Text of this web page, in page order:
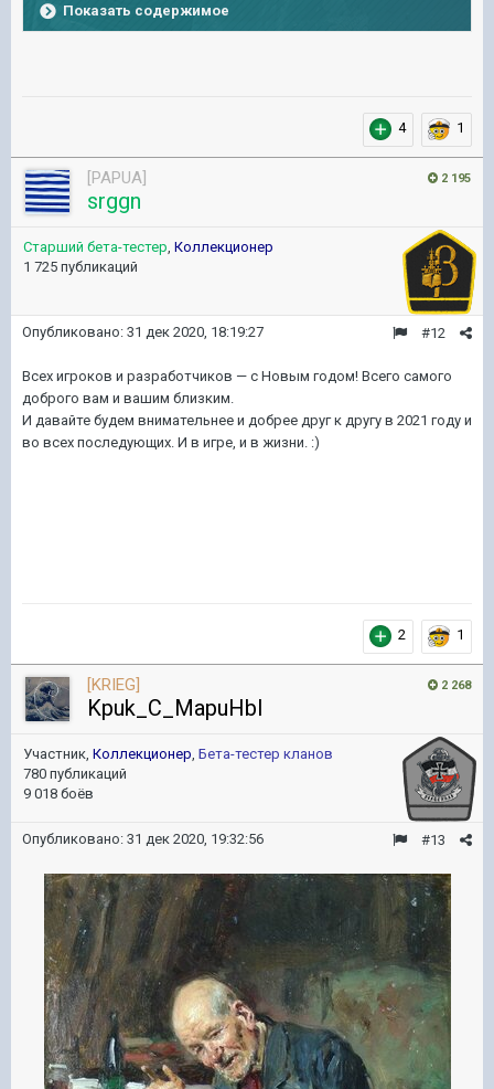
Показать содержимое
4 1
2 195
[PAPUA]
srggn
Старший бета-тестер, Коллекционер
1 725 публикаций
#12
Опубликовано: 31 дек 2020, 18:19:27
Всех игроков и разработчиков — с Новым годом! Всего самого
доброго вам и вашим близким.
И давайте будем внимательнее и добрее друг к другу в 2021 году и
во всех последующих. И в игре, и в жизни. :)
2 1
2 268
[KRIEG]
Kpuk_C_MapuHbl
Участник, Коллекционер, Бета-тестер кланов
780 публикаций
9 018 боёв
#13
Опубликовано: 31 дек 2020, 19:32:56